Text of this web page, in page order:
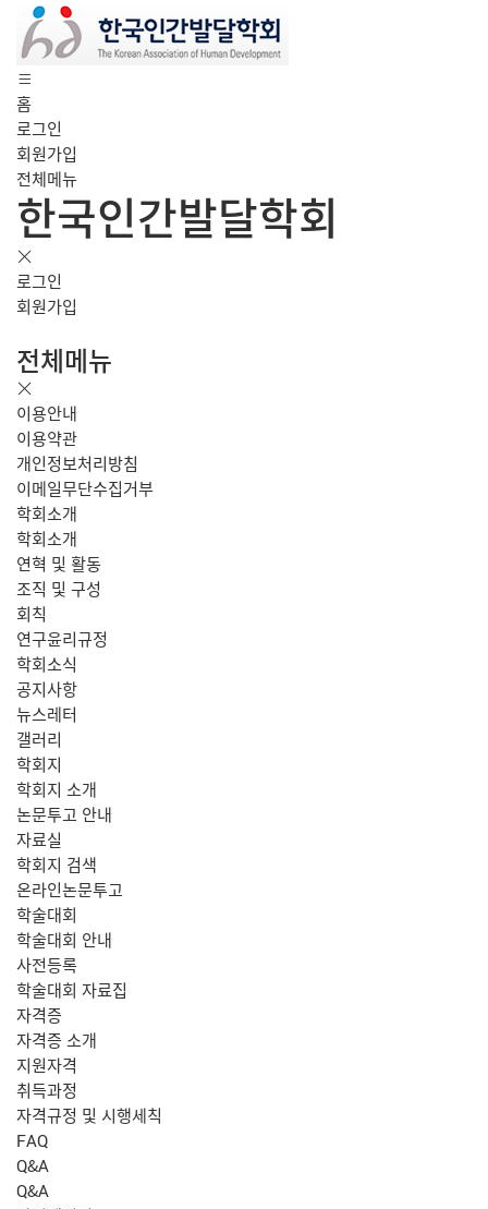
홈
로그인
회원가입
전체메뉴
한국인간발달학회
로그인
회원가입
전체메뉴
이용안내
이용약관
개인정보처리방침
이메일무단수집거부
학회소개
학회소개
연혁 및 활동
조직 및 구성
회칙
연구윤리규정
학회소식
공지사항
뉴스레터
갤러리
학회지
학회지 소개
논문투고 안내
자료실
학회지 검색
온라인논문투고
학술대회
학술대회 안내
사전등록
학술대회 자료집
자격증
자격증 소개
지원자격
취득과정
자격규정 및 시행세칙
FAQ
Q&A
Q&A